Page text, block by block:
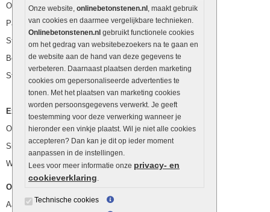
Onze website, onlinebetonstenen.nl , maakt gebruik
van cookies en daarmee vergelijkbare technieken.
Onlinebetonstenen.nl gebruikt functionele cookies
om het gedrag van websitebezoekers na te gaan en
de website aan de hand van deze gegevens te
verbeteren. Daarnaast plaatsen derden marketing
cookies om gepersonaliseerde advertenties te
tonen. Met het plaatsen van marketing cookies
worden persoonsgegevens verwerkt. Je geeft
toestemming voor deze verwerking wanneer je
hieronder een vinkje plaatst. Wil je niet alle cookies
accepteren? Dan kan je dit op ieder moment
aanpassen in de instellingen.
Lees voor meer informatie onze privacy- en
cookieverklaring.
Technische cookies
Opsluitbanden
Palissaden
Stapelblokken
Betonblokken
Stapelstenen
Extra benodigdheden
Ophoogzand
Siergrind en siersplit
Waterafvoer
Overig
Aanbiedingen